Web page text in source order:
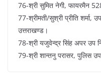
76-श्री सुमित नेगी, फायरमैन
77-श्रीमती/सुश्री प्रीति शर्मा,
उत्तराखण्ड।
78-श्री यजुवेन्द्र सिंह अपर उप
79-श्री शान्तनु परासर, पुलिस